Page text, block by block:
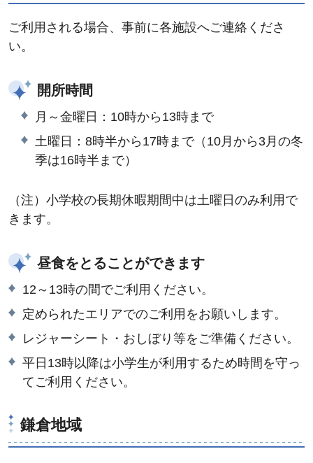
ご利用される場合、事前に各施設へご連絡くださ
い。
開所時間
月～金曜日：10時から13時まで
土曜日：8時半から17時まで（10月から3月の冬
季は16時半まで）
（注）小学校の長期休暇期間中は土曜日のみ利用で
きます。
昼食をとることができます
12～13時の間でご利用ください。
定められたエリアでのご利用をお願いします。
レジャーシート・おしぼり等をご準備ください。
平日13時以降は小学生が利用するため時間を守っ
てご利用ください。
鎌倉地域